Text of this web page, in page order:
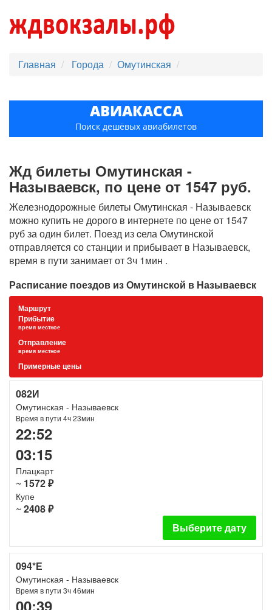
Главная Города Омутинская
АВИАКАССА
Поиск дешёвых авиабилетов
Жд билеты Омутинская -
Называевск, по цене от 1547 руб.
Железнодорожные билеты Омутинская - Называевск
можно купить не дорого в интернете по цене от 1547
руб за один билет. Поезд из cела Омутинской
отправляется со станции и прибывает в Называевск,
время в пути занимает от 3ч 1мин .
Расписание поездов из Омутинской в Называевск
Маршрут
Прибытие
время местное
Отправление
время местное
Примерные цены
082И
Омутинская - Называевск
Время в пути 4ч 23мин
22:52
03:15
Плацкарт
~ 1572 ₽
Купе
~ 2408 ₽
Выберите дату
094*Е
Омутинская - Называевск
Время в пути 3ч 46мин
00:39